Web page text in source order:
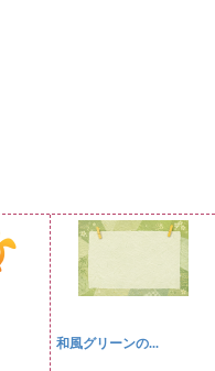
和風グリーンの...